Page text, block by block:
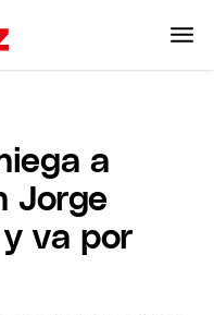
a
Jorge
va por